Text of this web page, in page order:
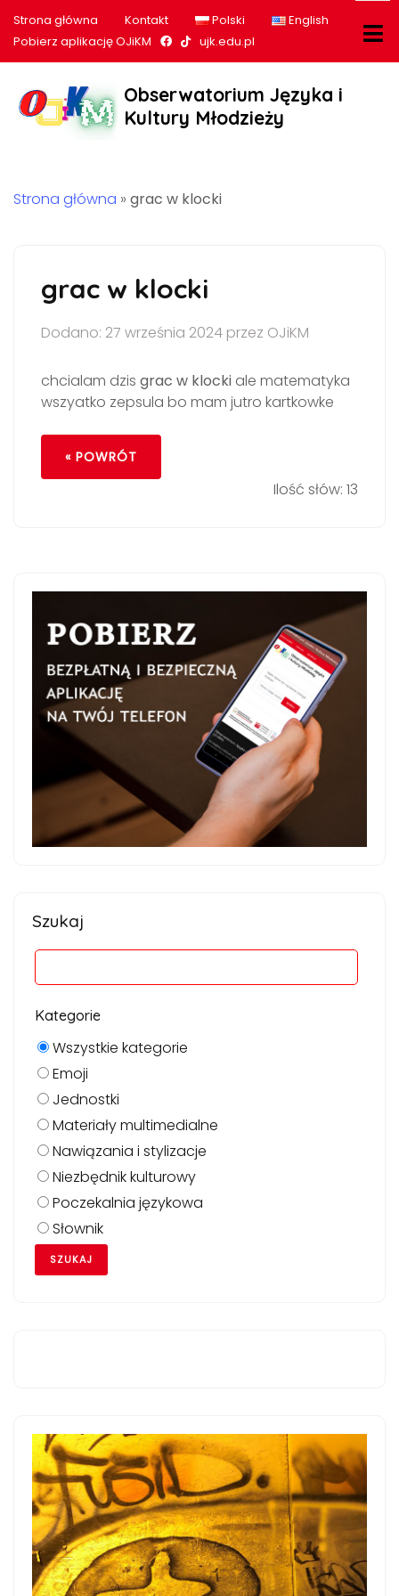
Strona główna Kontakt Polski
English
Pobierz aplikację OJiKM
Nasz profil na Facebook
Nasz profil na tiktok
ujk.edu.pl
Obserwatorium Języka i
Kultury Młodzieży
Strona główna » grac w klocki
grac w klocki
Dodano: 27 września 2024 przez OJiKM
chcialam dzis grac w klocki ale matematyka
wszyatko zepsula bo mam jutro kartkowke
« POWRÓT
Ilość słów: 13
Szukaj
Kategorie
Wszystkie kategorie
Emoji
Jednostki
Materiały multimedialne
Nawiązania i stylizacje
Niezbędnik kulturowy
Poczekalnia językowa
Słownik